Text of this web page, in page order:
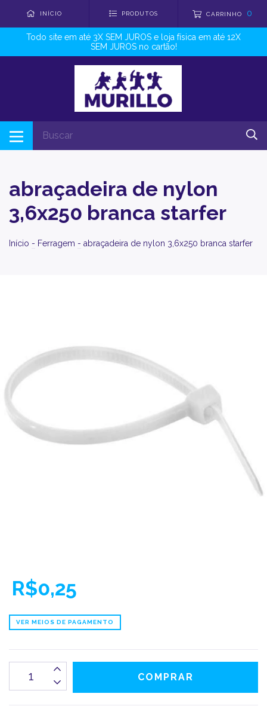
INÍCIO PRODUTOS CARRINHO 0
Todo site em até 3X SEM JUROS e loja física em até 12X
SEM JUROS no cartão!
abraçadeira de nylon
3,6x250 branca starfer
Início - Ferragem - abraçadeira de nylon 3,6x250 branca starfer
R$0,25
VER MEIOS DE PAGAMENTO